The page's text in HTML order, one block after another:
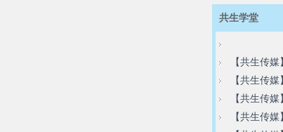
共生学堂
【共生传
【共生传
【共生传
【共生传
【共生传